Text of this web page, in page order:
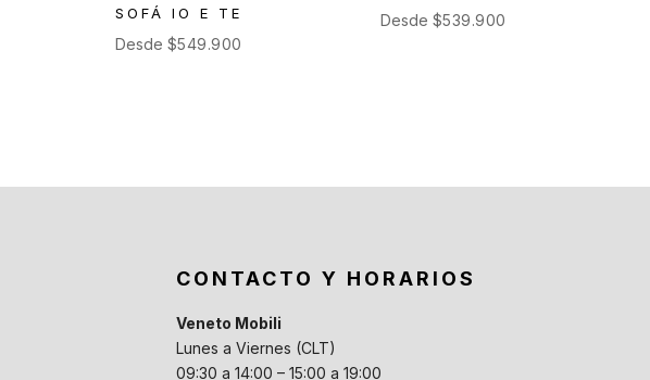
SOFÁ IO E TE
Desde $549.900
Desde $539.900
CONTACTO Y HORARIOS
Veneto Mobili
Lunes a Viernes (CLT)
09:30 a 14:00 – 15:00 a 19:00